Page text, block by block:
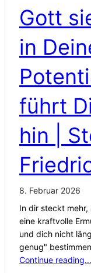
Gott
in
führt
hin |
8. Februar 2026
In dir steckt
eine kraftvolle
und dich nicht
genug"
Continue reading...